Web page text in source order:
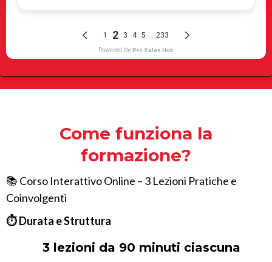
Come funziona la
formazione?
📚 Corso Interattivo Online – 3 Lezioni Pratiche e
Coinvolgenti
⏱ Durata e Struttura
3 lezioni da 90 minuti ciascuna